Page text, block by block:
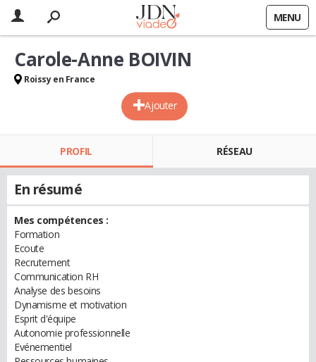
MENU
Ajouter
Carole-Anne BOIVIN
Roissy en France
PROFIL RÉSEAU
En résumé
Mes compétences :
Formation
Ecoute
Recrutement
Communication RH
Analyse des besoins
Dynamisme et motivation
Esprit d'équipe
Autonomie professionnelle
Evénementiel